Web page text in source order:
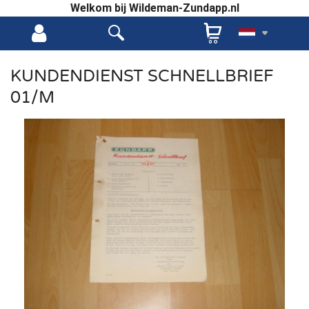
Welkom bij Wildeman-Zundapp.nl
KUNDENDIENST SCHNELLBRIEF
01/M